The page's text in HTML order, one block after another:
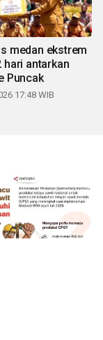
medan ekstrem
hari antarkan
Puncak
17:48 WIB